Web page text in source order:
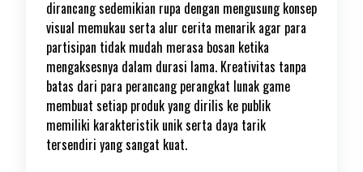
dirancang sedemikian rupa dengan mengusung konsep
visual memukau serta alur cerita menarik agar para
partisipan tidak mudah merasa bosan ketika
mengaksesnya dalam durasi lama. Kreativitas tanpa
batas dari para perancang perangkat lunak game
membuat setiap produk yang dirilis ke publik
memiliki karakteristik unik serta daya tarik
tersendiri yang sangat kuat.